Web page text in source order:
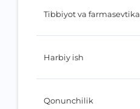
Tibbiyot va farmasevtika
Harbiy ish
Qonunchilik